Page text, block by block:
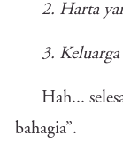
2. Harta
3.
Hah...
bahagia”.